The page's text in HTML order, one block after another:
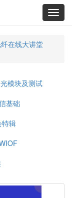
在线大讲堂
模块及测试
基础
特辑